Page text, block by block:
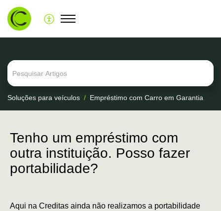
Soluções para veículos Empréstimo com Carro em Garantia
Tenho um empréstimo com
outra instituição. Posso fazer
portabilidade?
Aqui na Creditas ainda não realizamos a portabilidade